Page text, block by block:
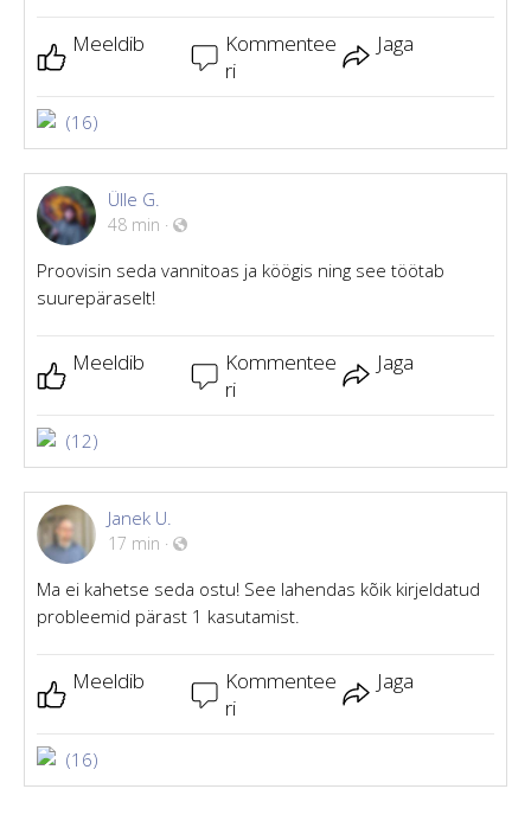
Meeldib
Kommentee
ri
Jaga
(16)
Ülle G.
48 min ·
Proovisin seda vannitoas ja köögis ning see töötab
suurepäraselt!
Meeldib
Kommentee
ri
Jaga
(12)
Janek U.
17 min ·
Ma ei kahetse seda ostu! See lahendas kõik kirjeldatud
probleemid pärast 1 kasutamist.
Meeldib
Kommentee
ri
Jaga
(16)